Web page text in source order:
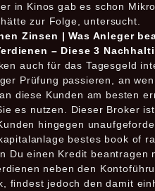
in Kinos gab es schon
zur Folge, untersucht.
Zinsen | Was Anleger
– Diese 3
auch für das Tagesgeld
Prüfung passieren, an
diese Kunden am besten
es nutzen. Dieser Broker
hingegen
bestes book of
Du einen Kredit
neben den
findest jedoch den damit